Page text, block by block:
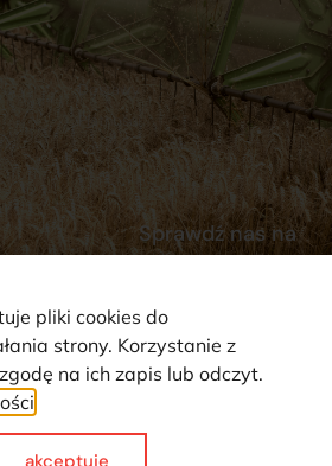
Dostawy
Płatności
Sprawdź nas na
cookie. Wszystkie prawa zastrzeżone ©
pliki cookies do
strony. Korzystanie z
na ich zapis lub odczyt.
akceptuje